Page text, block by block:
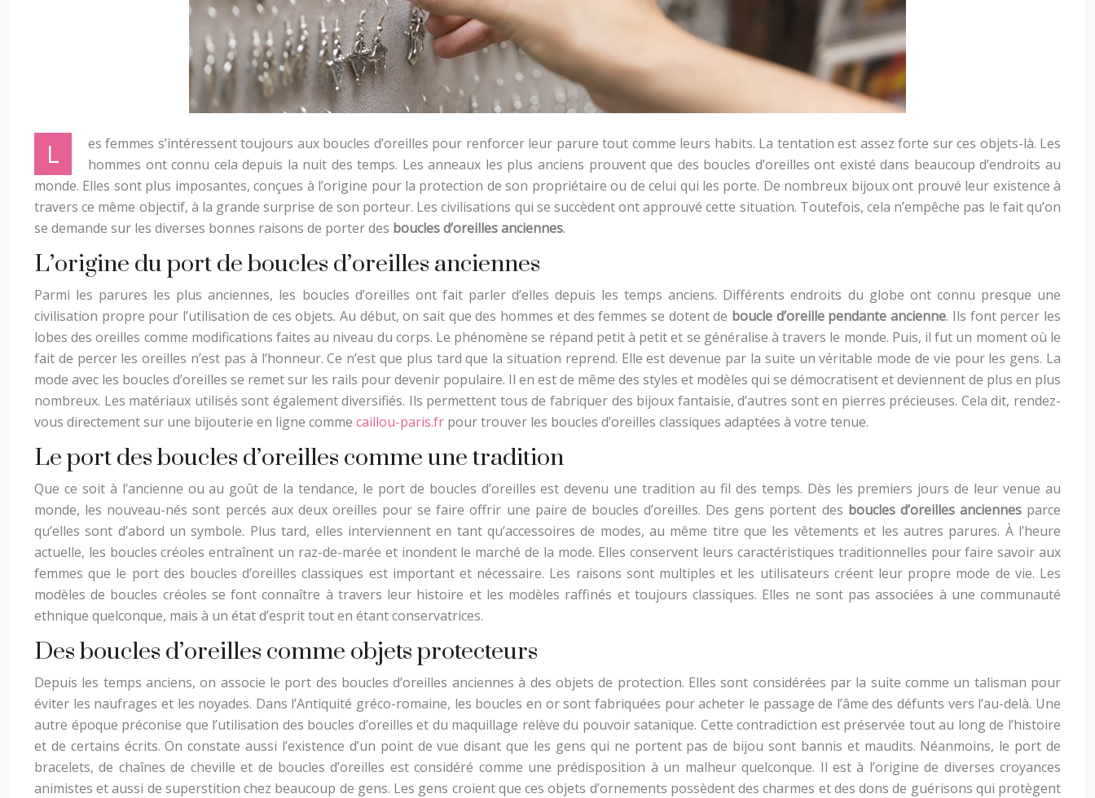
L
es femmes s’intéressent toujours aux boucles d’oreilles pour renforcer leur parure tout comme leurs habits. La tentation est assez forte sur ces objets-là. Les
hommes ont connu cela depuis la nuit des temps. Les anneaux les plus anciens prouvent que des boucles d’oreilles ont existé dans beaucoup d’endroits au
monde. Elles sont plus imposantes, conçues à l’origine pour la protection de son propriétaire ou de celui qui les porte. De nombreux bijoux ont prouvé leur existence à
travers ce même objectif, à la grande surprise de son porteur. Les civilisations qui se succèdent ont approuvé cette situation. Toutefois, cela n’empêche pas le fait qu’on
se demande sur les diverses bonnes raisons de porter des boucles d’oreilles anciennes.
L’origine du port de boucles d’oreilles anciennes
Parmi les parures les plus anciennes, les boucles d’oreilles ont fait parler d’elles depuis les temps anciens. Différents endroits du globe ont connu presque une
civilisation propre pour l’utilisation de ces objets. Au début, on sait que des hommes et des femmes se dotent de boucle d’oreille pendante ancienne. Ils font percer les
lobes des oreilles comme modifications faites au niveau du corps. Le phénomène se répand petit à petit et se généralise à travers le monde. Puis, il fut un moment où le
fait de percer les oreilles n’est pas à l’honneur. Ce n’est que plus tard que la situation reprend. Elle est devenue par la suite un véritable mode de vie pour les gens. La
mode avec les boucles d’oreilles se remet sur les rails pour devenir populaire. Il en est de même des styles et modèles qui se démocratisent et deviennent de plus en plus
nombreux. Les matériaux utilisés sont également diversifiés. Ils permettent tous de fabriquer des bijoux fantaisie, d’autres sont en pierres précieuses. Cela dit, rendez-
vous directement sur une bijouterie en ligne comme caillou-paris.fr pour trouver les boucles d’oreilles classiques adaptées à votre tenue.
Le port des boucles d’oreilles comme une tradition
Que ce soit à l’ancienne ou au goût de la tendance, le port de boucles d’oreilles est devenu une tradition au fil des temps. Dès les premiers jours de leur venue au
monde, les nouveau-nés sont percés aux deux oreilles pour se faire offrir une paire de boucles d’oreilles. Des gens portent des boucles d’oreilles anciennesparce
qu’elles sont d’abord un symbole. Plus tard, elles interviennent en tant qu’accessoires de modes, au même titre que les vêtements et les autres parures. À l’heure
actuelle, les boucles créoles entraînent un raz-de-marée et inondent le marché de la mode. Elles conservent leurs caractéristiques traditionnelles pour faire savoir aux
femmes que le port des boucles d’oreilles classiques est important et nécessaire. Les raisons sont multiples et les utilisateurs créent leur propre mode de vie. Les
modèles de boucles créoles se font connaître à travers leur histoire et les modèles raffinés et toujours classiques. Elles ne sont pas associées à une communauté
ethnique quelconque, mais à un état d’esprit tout en étant conservatrices.
Des boucles d’oreilles comme objets protecteurs
Depuis les temps anciens, on associe le port des boucles d’oreilles anciennes à des objets de protection. Elles sont considérées par la suite comme un talisman pour
éviter les naufrages et les noyades. Dans l’Antiquité gréco-romaine, les boucles en or sont fabriquées pour acheter le passage de l’âme des défunts vers l’au-delà. Une
autre époque préconise que l’utilisation des boucles d’oreilles et du maquillage relève du pouvoir satanique. Cette contradiction est préservée tout au long de l’histoire
et de certains écrits. On constate aussi l’existence d’un point de vue disant que les gens qui ne portent pas de bijou sont bannis et maudits. Néanmoins, le port de
bracelets, de chaînes de cheville et de boucles d’oreilles est considéré comme une prédisposition à un malheur quelconque. Il est à l’origine de diverses croyances
animistes et aussi de superstition chez beaucoup de gens. Les gens croient que ces objets d’ornements possèdent des charmes et des dons de guérisons qui protègent